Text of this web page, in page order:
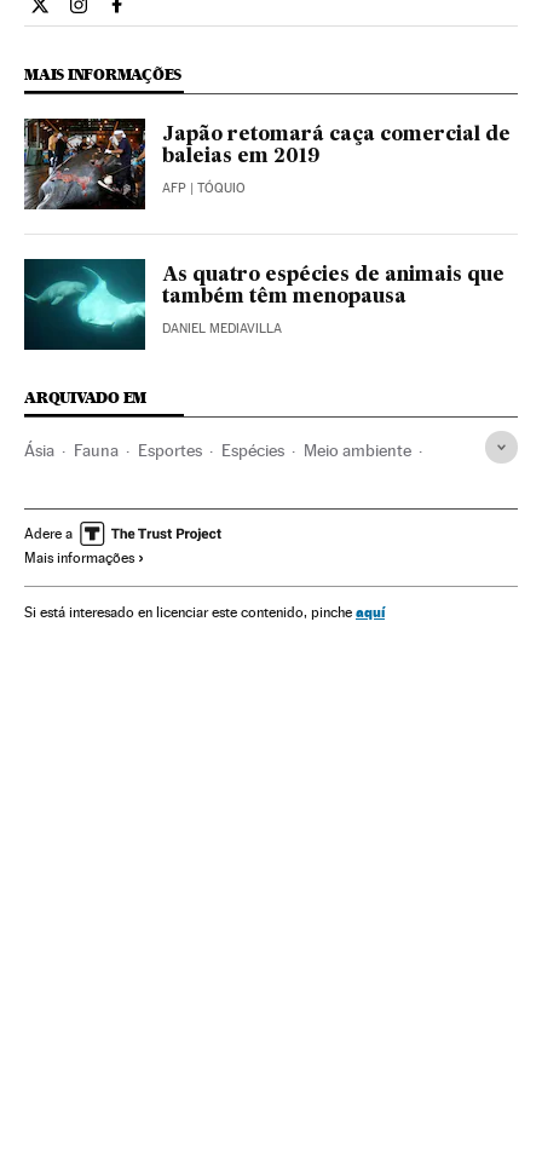
Internacional El País Brasil en Twitter
Internacional El País Brasil en Instagram
Internacional El País Brasil en Facebook
MAIS INFORMAÇÕES
Japão retomará caça comercial de
baleias em 2019
AFP | TÓQUIO
As quatro espécies de animais que
também têm menopausa
DANIEL MEDIAVILLA
ARQUIVADO EM
Ásia Fauna Esportes Espécies Meio ambiente
Espécies aquáticas Mamíferos
Proteção ambiental
Adere a
Mais informações
Si está interesado en licenciar este contenido, pinche aquí